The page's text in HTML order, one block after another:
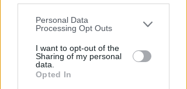
You may separately opt-out of the further
disclosure of your personal information
by third parties on the IAB’s list of
downstream participants.
Personal Data
Processing Opt Outs
I want to opt-out of the
Sharing of my personal
data.
Opted In
OSSERVATORIO CGIL INCA
Allarme infortuni sul lavoro a
Rimini: +13% nel primo semestre